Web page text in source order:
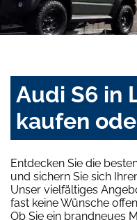
Audi S6 in
kaufen
Entdecken Sie die
und sichern Sie sich
Unser vielfältiges
fast keine Wünsche
Ob Sie ein brandneues